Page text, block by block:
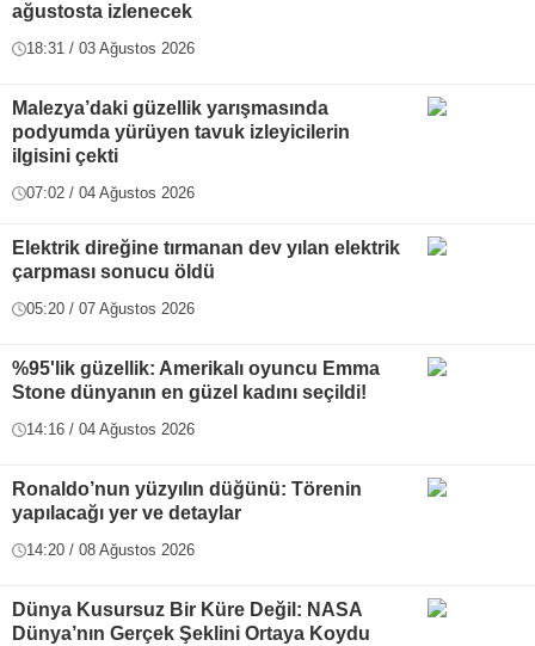
ağustosta izlenecek
18:31 / 03 Ağustos 2026
Malezya’daki güzellik yarışmasında
podyumda yürüyen tavuk izleyicilerin
ilgisini çekti
07:02 / 04 Ağustos 2026
Elektrik direğine tırmanan dev yılan elektrik
çarpması sonucu öldü
05:20 / 07 Ağustos 2026
%95'lik güzellik: Amerikalı oyuncu Emma
Stone dünyanın en güzel kadını seçildi!
14:16 / 04 Ağustos 2026
Ronaldo’nun yüzyılın düğünü: Törenin
yapılacağı yer ve detaylar
14:20 / 08 Ağustos 2026
Dünya Kusursuz Bir Küre Değil: NASA
Dünya’nın Gerçek Şeklini Ortaya Koydu